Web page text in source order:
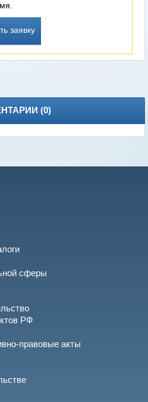
заявку
(0)
сферы
РФ
правовые акты